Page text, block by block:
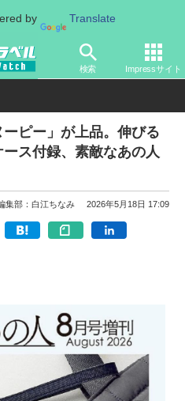
by Translate
検索 Impressサイト
旅行グッズ バッグ
ピー」が上品。伸びる
ス付録、素敵なあの人
集部：白江ちなみ 2026年5月18日 17:09